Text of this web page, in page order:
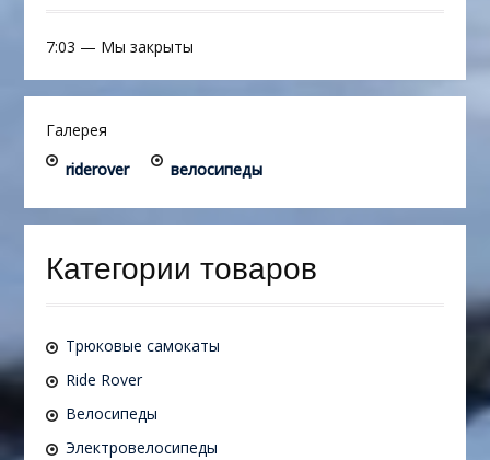
7:03 — Мы закрыты
Галерея
riderover
велосипеды
Категории товаров
Трюковые самокаты
Ride Rover
Велосипеды
Электровелосипеды